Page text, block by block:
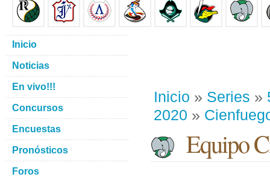
Inicio » Series »
2020 »
Equipo
Inicio
Noticias
En vivo!!!
Concursos
Encuestas
Pronósticos
Foros